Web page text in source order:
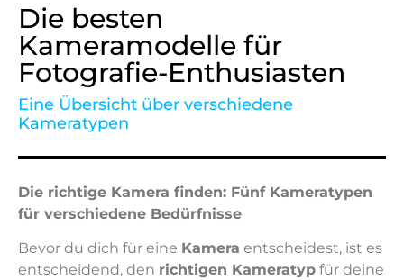
Die besten
Kameramodelle für
Fotografie-Enthusiasten
Eine Übersicht über verschiedene
Kameratypen
Die richtige Kamera finden: Fünf Kameratypen
für verschiedene Bedürfnisse
Bevor du dich für eine Kamera entscheidest, ist es
entscheidend, den richtigen Kameratyp für deine